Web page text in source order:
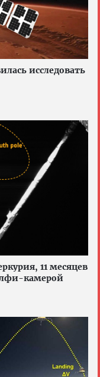
исследовать
11 месяцев
камерой